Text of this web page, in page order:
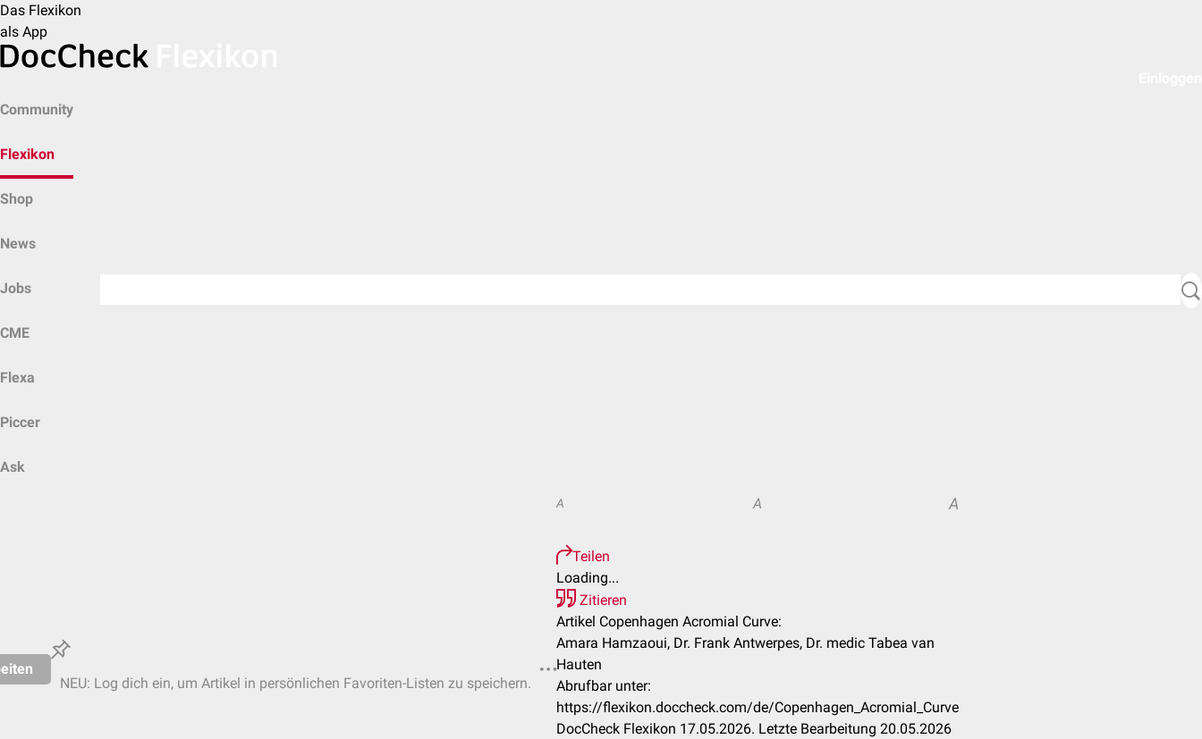
Das Flexikon
als App
Community
Flexikon
Shop
News
Jobs
CME
Flexa
Piccer
Ask
NEU: Log dich ein, um Artikel in persönlichen Favoriten-Listen zu speichern.
A A A
Teilen
Loading...
Zitieren
Artikel Copenhagen Acromial Curve:
Amara Hamzaoui, Dr. Frank Antwerpes, Dr. medic Tabea van
Hauten
Abrufbar unter:
https://flexikon.doccheck.com/de/Copenhagen_Acromial_Curve
DocCheck Flexikon 17.05.2026. Letzte Bearbeitung 20.05.2026